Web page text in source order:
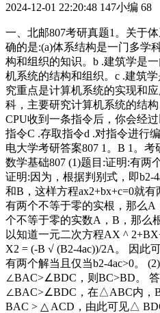
2024-12-01 22:20:48 147小编 68
一、北邮807考研真题1。关于
确的是:(a)体系结构是一门多学
构和组织的知识。b .建筑学是
机系统的结构和组织。c .建筑
究重点是计算机系统的实现和
科，主要研究计算机系统的结
CPU收到一条指令后，你会经
指令C .存取指令d .对指令进行
电大学考研答案807 1。B 1。
数学基础807 (1)题目:证明:有两
证明:因为，根据判别式，即b2-
和B，这样方程ax2+bx+c=0就
有两个不等于零的实根，那么
个不等于零的实数A，B，那么
以知道一元二次方程AX ^
X2 = (-B √ (B2-4ac))/2A。 因此
有两个解当且仅当b2-4ac>0。
∠BAC>∠BDC，则BC>BD。
∠BAC>∠BDC，在△ABC内，
BAC > △ ACD，由此可见△